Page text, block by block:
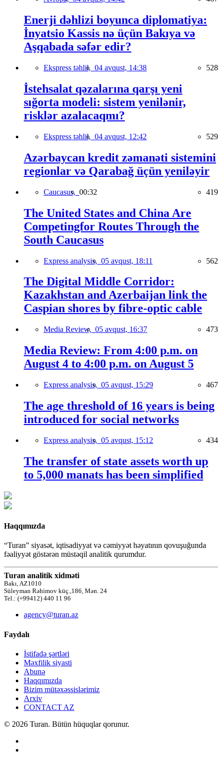
Enerji dəhlizi boyunca diplomatiya:
İnyatsio Kassis nə üçün Bakıya və
Aşqabada səfər edir?
Ekspress təhlil, 04 avqust, 14:38 528
İstehsalat qəzalarına qarşı yeni
sığorta modeli: sistem yenilənir,
risklər azalacaqmı?
Ekspress təhlil, 04 avqust, 12:42 529
Azərbaycan kredit zəmanəti sistemini
regionlar və Qarabağ üçün yeniləyir
Caucasus, 00:32 419
The United States and China Are
Competingfor Routes Through the
South Caucasus
Express analysis, 05 avqust, 18:11 562
The Digital Middle Corridor:
Kazakhstan and Azerbaijan link the
Caspian shores by fibre-optic cable
Media Review, 05 avqust, 16:37 473
Media Review: From 4:00 p.m. on
August 4 to 4:00 p.m. on August 5
Express analysis, 05 avqust, 15:29 467
The age threshold of 16 years is being
introduced for social networks
Express analysis, 05 avqust, 15:12 434
The transfer of state assets worth up
to 5,000 manats has been simplified
Haqqımızda
“Turan” siyasət, iqtisadiyyat və cəmiyyət həyatının qovuşuğunda
fəaliyyət göstərən müstəqil analitik qurumdur.
Turan analitik xidməti
Bakı, AZ1010
Süleyman Rəhimov küç.,186, Mən. 24
Tel.: (+99412) 440 11 96
agency@turan.az
Faydalı
İstifadə şərtləri
Məxfilik siyasti
Abunə
Haqqımızda
Bizim mütəxəssislərimiz
Arxiv
CONTACT AZ
© 2026 Turan. Bütün hüquqlar qorunur.